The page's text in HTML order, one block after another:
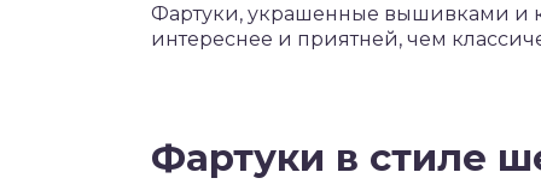
Фартуки, украшенные вышивками и
интереснее и приятней, чем
Фартуки в стиле